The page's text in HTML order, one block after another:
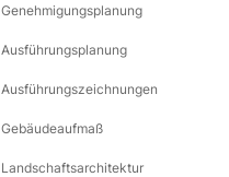
Genehmigungsplanung
Ausführungsplanung
Ausführungszeichnungen
Gebäudeaufmaß
Landschaftsarchitektur